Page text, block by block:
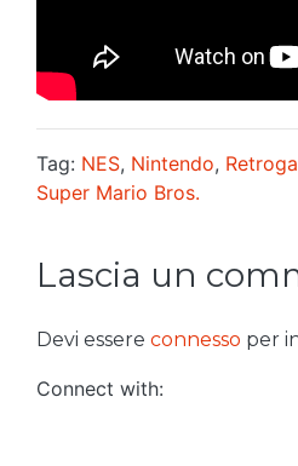
Tag: NES, Nintendo,
Super Mario Bros.
Lascia un
Devi essere connesso per
Connect with: